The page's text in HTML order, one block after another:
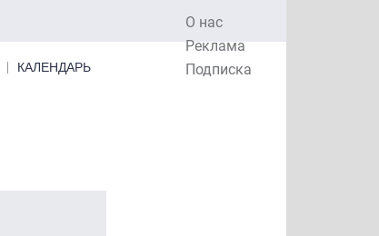
О нас
Реклама
Подписка
КАЛЕНДАРЬ